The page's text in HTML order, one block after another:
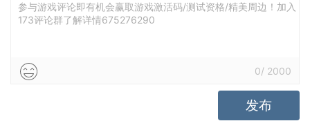
参与游戏评论即有机会赢取游戏激活码/测试资格/精美周边！加入
173评论群了解详情675276290
0/ 2000
发布